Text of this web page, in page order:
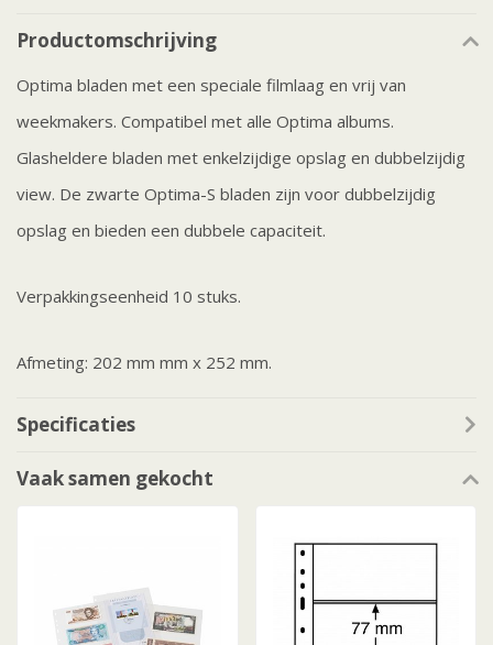
Productomschrijving
Optima bladen met een speciale filmlaag en vrij van
weekmakers. Compatibel met alle Optima albums.
Glasheldere bladen met enkelzijdige opslag en dubbelzijdig
view. De zwarte Optima-S bladen zijn voor dubbelzijdig
opslag en bieden een dubbele capaciteit.
Verpakkingseenheid 10 stuks.
Afmeting: 202 mm mm x 252 mm.
Specificaties
Vaak samen gekocht